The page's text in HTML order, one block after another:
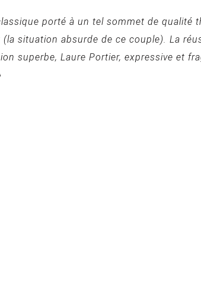
porté à un tel sommet de
situation absurde de ce couple). La
superbe, Laure Portier, expressive et